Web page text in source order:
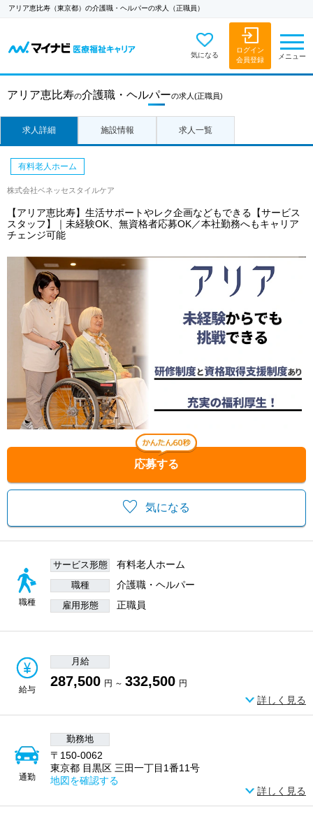
アリア恵比寿（東京都）の介護職・ヘルパーの求人（正職員）
気になる
ログイン
会員登録
メニュー
アリア恵比寿の介護職・ヘルパーの求人 (正職員)
求人詳細 施設情報 求人一覧
気になる
応募する
有料老人ホーム
株式会社ベネッセスタイルケア
【アリア恵比寿】生活サポートやレク企画などもできる【サービス
スタッフ】｜未経験OK、無資格者応募OK／本社勤務へもキャリア
チェンジ可能
職種
サービス形態 有料老人ホーム
職種 介護職・ヘルパー
雇用形態 正職員
給与
月給
287,500 円 ～ 332,500 円
詳しく見る
通勤
勤務地
〒150-0062
東京都 目黒区 三田一丁目1番11号
地図を確認する
詳しく見る